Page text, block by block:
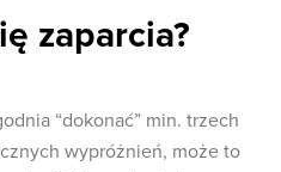
zaparcia?
“dokonać” min. trzech
wypróżnień, może to